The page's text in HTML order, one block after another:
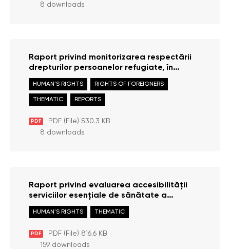
8 downloads
Raport privind monitorizarea respectării
drepturilor persoanelor refugiate, în
contextul conflictului armat din Ucraina
pentru perioada ianuarie – iunie 2024
PDF PDF (File) 530.3 KB
HUMAN'S RIGHTS RIGHTS OF FOREIGNERS
THEMATIC REPORTS
8 downloads
Raport privind evaluarea accesibilității
serviciilor esențiale de sănătate a
persoanelor refugiate pe teritoriul
Republicii Moldova
PDF PDF (File) 816.6 KB
HUMAN'S RIGHTS THEMATIC
159 downloads